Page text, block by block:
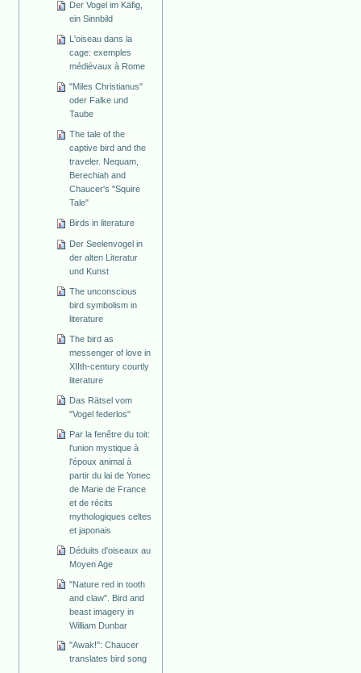
Der Vogel im Käfig,
ein Sinnbild
L'oiseau dans la
cage: exemples
médiévaux à Rome
"Miles Christianus"
oder Falke und
Taube
The tale of the
captive bird and the
traveler. Nequam,
Berechiah and
Chaucer's "Squire
Tale"
Birds in literature
Der Seelenvogel in
der alten Literatur
und Kunst
The unconscious
bird symbolism in
literature
The bird as
messenger of love in
XIIth-century courtly
literature
Das Rätsel vom
"Vogel federlos"
Par la fenêtre du toit:
l'union mystique à
l'époux animal à
partir du lai de Yonec
de Marie de France
et de récits
mythologiques celtes
et japonais
Déduits d'oiseaux au
Moyen Age
"Nature red in tooth
and claw". Bird and
beast imagery in
William Dunbar
"Awak!": Chaucer
translates bird song